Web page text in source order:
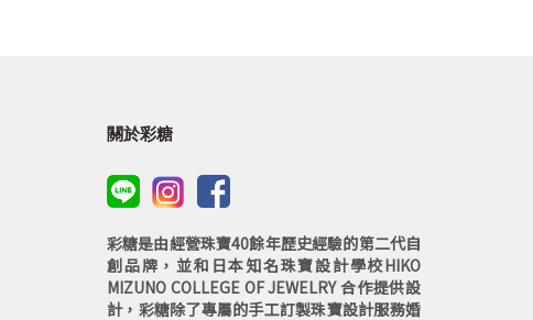
關於彩糖
彩糖是由經營珠寶40餘年歷史經驗的第二代自
創品牌，並和日本知名珠寶設計學校HIKO
MIZUNO COLLEGE OF JEWELRY 合作提供設
計，彩糖除了專屬的手工訂製珠寶設計服務婚